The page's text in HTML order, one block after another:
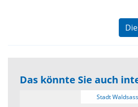
Das könnte Sie auch